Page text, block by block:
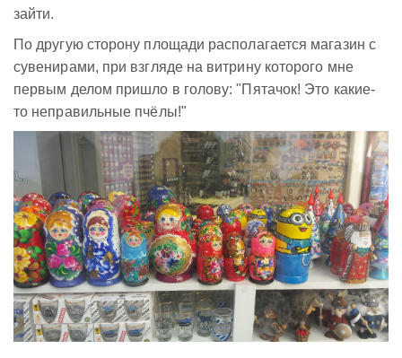
зайти.
По другую сторону площади располагается магазин с
сувенирами, при взгляде на витрину которого мне
первым делом пришло в голову: "Пятачок! Это какие-
то неправильные пчёлы!"